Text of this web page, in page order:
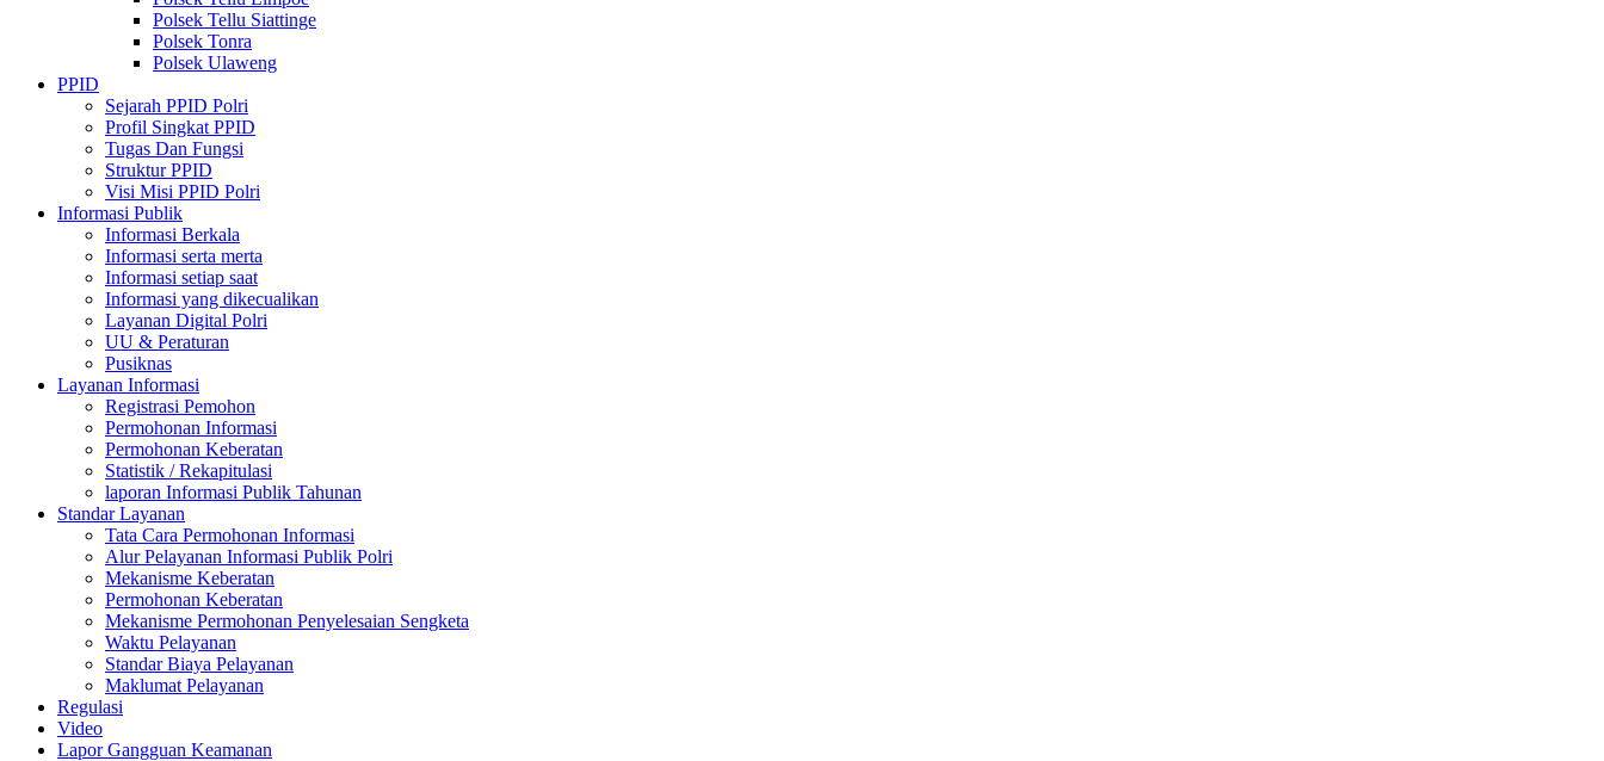
Polsek Tellu Siattinge
Polsek Tonra
Polsek Ulaweng
PPID
Sejarah PPID Polri
Profil Singkat PPID
Tugas Dan Fungsi
Struktur PPID
Visi Misi PPID Polri
Informasi Publik
Informasi Berkala
Informasi serta merta
Informasi setiap saat
Informasi yang dikecualikan
Layanan Digital Polri
UU & Peraturan
Pusiknas
Layanan Informasi
Registrasi Pemohon
Permohonan Informasi
Permohonan Keberatan
Statistik / Rekapitulasi
laporan Informasi Publik Tahunan
Standar Layanan
Tata Cara Permohonan Informasi
Alur Pelayanan Informasi Publik Polri
Mekanisme Keberatan
Permohonan Keberatan
Mekanisme Permohonan Penyelesaian Sengketa
Waktu Pelayanan
Standar Biaya Pelayanan
Maklumat Pelayanan
Regulasi
Video
Lapor Gangguan Keamanan